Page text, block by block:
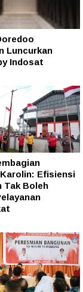
Luncurkan
Indosat
Efisiensi
Tak Boleh